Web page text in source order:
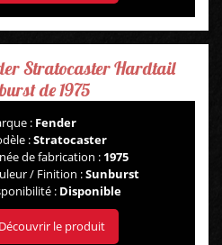
Stratocaster Hardtail
de 1975
: Fender
:Stratocaster
de fabrication : 1975
/ Finition :Sunburst
: Disponible
Découvrir le produit